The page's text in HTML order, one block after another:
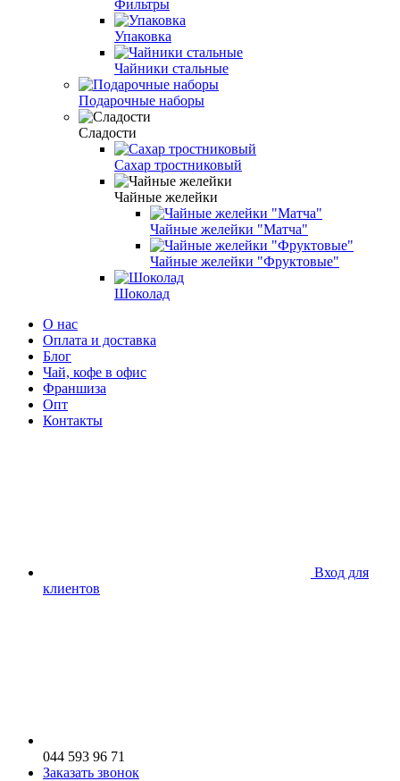
Фильтры
Упаковка
Чайники стальные
Подарочные наборы
Сладости
Сахар тростниковый
Чайные желейки
Чайные желейки "Матча"
Чайные желейки "Фруктовые"
Шоколад
О нас
Оплата и доставка
Блог
Чай, кофе в офис
Франшиза
Опт
Контакты
Вход для
клиентов
044 593 96 71
Заказать звонок